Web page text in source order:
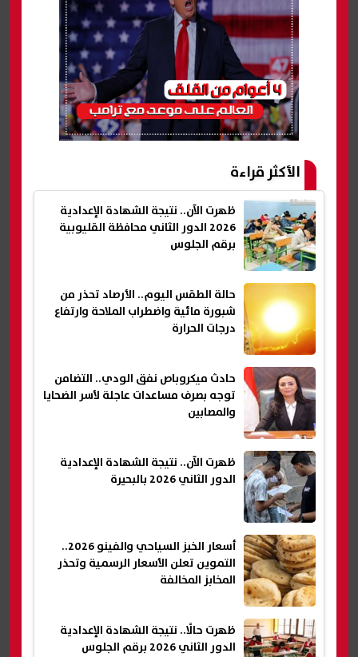
الأكثر قراءة
ظهرت الآن.. نتيجة الشهادة الإعدادية
2026 الدور الثاني محافظة القليوبية
برقم الجلوس
حالة الطقس اليوم.. الأرصاد تحذر من
شبورة مائية واضطراب الملاحة وارتفاع
درجات الحرارة
حادث ميكروباص نفق الودي.. التضامن
توجه بصرف مساعدات عاجلة لأسر الضحايا
والمصابين
ظهرت الآن.. نتيجة الشهادة الإعدادية
الدور الثاني 2026 بالبحيرة
أسعار الخبز السياحي والفينو 2026..
التموين تعلن الأسعار الرسمية وتحذر
المخابز المخالفة
ظهرت حالًا.. نتيجة الشهادة الإعدادية
الدور الثاني 2026 برقم الجلوس